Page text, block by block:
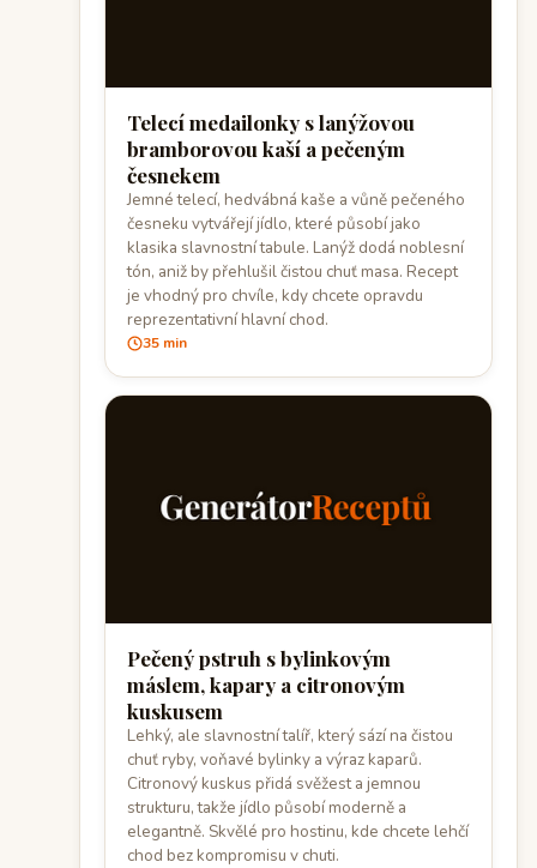
Telecí medailonky s lanýžovou
bramborovou kaší a pečeným
česnekem
Jemné telecí, hedvábná kaše a vůně pečeného
česneku vytvářejí jídlo, které působí jako
klasika slavnostní tabule. Lanýž dodá noblesní
tón, aniž by přehlušil čistou chuť masa. Recept
je vhodný pro chvíle, kdy chcete opravdu
reprezentativní hlavní chod.
35 min
Pečený pstruh s bylinkovým
máslem, kapary a citronovým
kuskusem
Lehký, ale slavnostní talíř, který sází na čistou
chuť ryby, voňavé bylinky a výraz kaparů.
Citronový kuskus přidá svěžest a jemnou
strukturu, takže jídlo působí moderně a
elegantně. Skvělé pro hostinu, kde chcete lehčí
chod bez kompromisu v chuti.